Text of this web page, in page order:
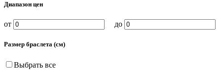
Диапазон цен
от до
Размер браслета (см)
Выбрать все